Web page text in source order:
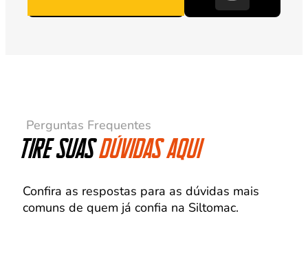
Perguntas Frequentes
Tire suasdúvidas aqui
Confira as respostas para as dúvidas mais
comuns de quem já confia na Siltomac.